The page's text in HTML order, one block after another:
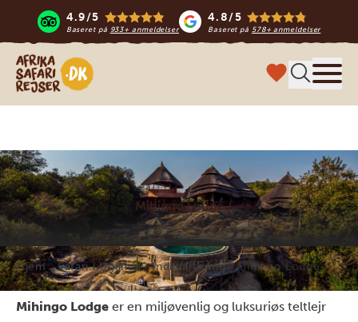
4.9/5
Baseret på 933+ anmeldelser
4.8/5
Baseret på 578+ anmeldelser
Safari-rejser i Afrika
Mihingo Lodge
Hjem Safari i Uganda Indkvartering Mihingo Lodge
Mihingo Lodge er en miljøvenlig og luksuriøs teltlejr